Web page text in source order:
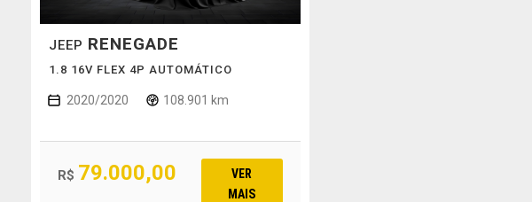
JEEP RENEGADE
1.8 16V FLEX 4P AUTOMÁTICO
2020/2020 108.901 km
R$ 79.000,00
VER
MAIS